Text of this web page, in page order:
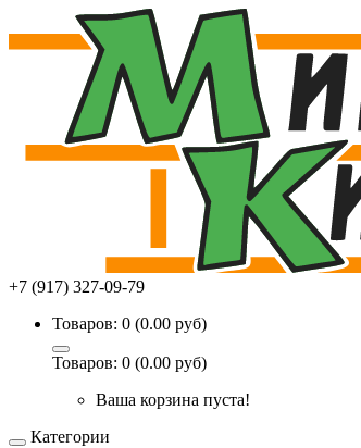
+7 (917) 327-09-79
Товаров: 0 (0.00 руб)
Товаров: 0 (0.00 руб)
Ваша корзина пуста!
Категории